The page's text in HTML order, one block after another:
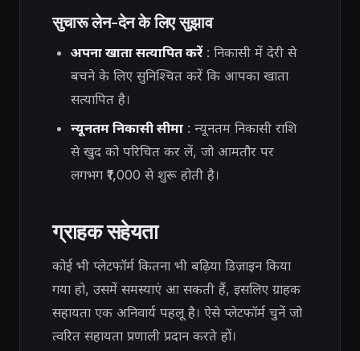
सुचारू लेन-देन के लिए सुझाव
अपना खाता सत्यापित करें: निकासी में देरी से
बचने के लिए सुनिश्चित करें कि आपका खाता
सत्यापित है।
न्यूनतम निकासी सीमा: न्यूनतम निकासी राशि
से खुद को परिचित कर लें, जो आमतौर पर
लगभग ₹1,000 से शुरू होती है।
ग्राहक सहेयता
कोई भी प्लेटफॉर्म कितना भी बढ़िया डिज़ाइन किया
गया हो, उसमें समस्याएं आ सकती हैं, इसलिए ग्राहक
सहायता एक अनिवार्य पहलू है। ऐसे प्लेटफॉर्म चुनें जो
त्वरित सहायता प्रणाली प्रदान करते हों।